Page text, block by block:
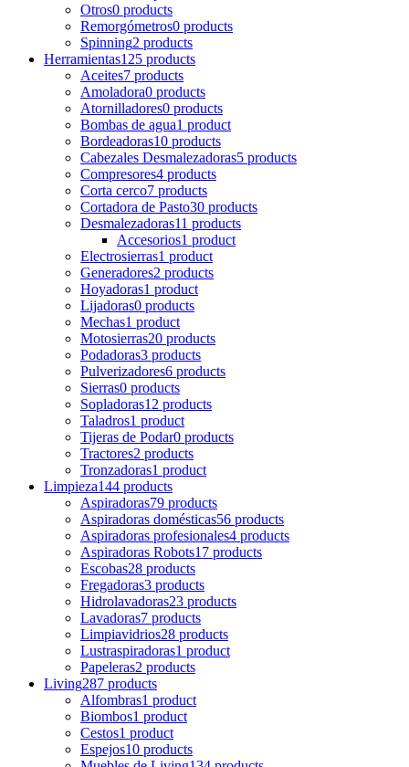
Otros0 products
Remorgómetros0 products
Spinning2 products
Herramientas125 products
Aceites7 products
Amoladora0 products
Atornilladores0 products
Bombas de agua1 product
Bordeadoras10 products
Cabezales Desmalezadoras5 products
Compresores4 products
Corta cerco7 products
Cortadora de Pasto30 products
Desmalezadoras11 products
Accesorios1 product
Electrosierras1 product
Generadores2 products
Hoyadoras1 product
Lijadoras0 products
Mechas1 product
Motosierras20 products
Podadoras3 products
Pulverizadores6 products
Sierras0 products
Sopladoras12 products
Taladros1 product
Tijeras de Podar0 products
Tractores2 products
Tronzadoras1 product
Limpieza144 products
Aspiradoras79 products
Aspiradoras domésticas56 products
Aspiradoras profesionales4 products
Aspiradoras Robots17 products
Escobas28 products
Fregadoras3 products
Hidrolavadoras23 products
Lavadoras7 products
Limpiavidrios28 products
Lustraspiradoras1 product
Papeleras2 products
Living287 products
Alfombras1 product
Biombos1 product
Cestos1 product
Espejos10 products